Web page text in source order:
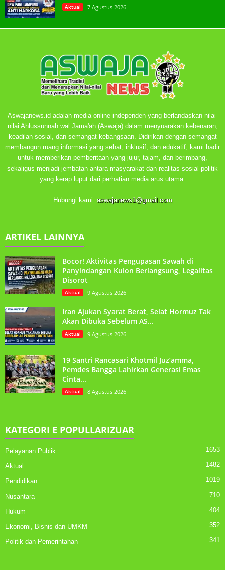
Aktual 7 Agustus 2026
Aswajanews.id adalah media online independen yang berlandaskan nilai-
nilai Ahlussunnah wal Jama'ah (Aswaja) dalam menyuarakan kebenaran,
keadilan sosial, dan semangat kebangsaan. Didirikan dengan semangat
membangun ruang informasi yang sehat, inklusif, dan edukatif, kami hadir
untuk memberikan pemberitaan yang jujur, tajam, dan berimbang,
sekaligus menjadi jembatan antara masyarakat dan realitas sosial-politik
yang kerap luput dari perhatian media arus utama.
Hubungi kami: aswajanews1@gmail.com
ARTIKEL LAINNYA
Bocor! Aktivitas Pengupasan Sawah di
Panyindangan Kulon Berlangsung, Legalitas
Disorot
Aktual 9 Agustus 2026
Iran Ajukan Syarat Berat, Selat Hormuz Tak
Akan Dibuka Sebelum AS...
Aktual 9 Agustus 2026
19 Santri Rancasari Khotmil Juz’amma,
Pemdes Bangga Lahirkan Generasi Emas
Cinta...
Aktual 8 Agustus 2026
KATEGORI E POPULLARIZUAR
Pelayanan Publik 1653
Aktual 1482
Pendidikan 1019
Nusantara 710
Hukum 404
Ekonomi, Bisnis dan UMKM 352
Politik dan Pemerintahan 341